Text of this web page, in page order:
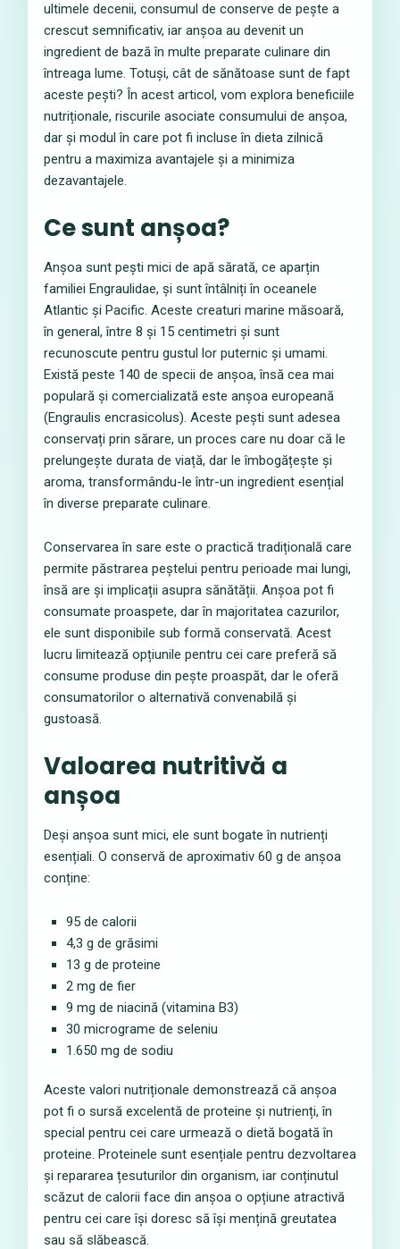
ultimele decenii, consumul de conserve de pește a
crescut semnificativ, iar anșoa au devenit un
ingredient de bază în multe preparate culinare din
întreaga lume. Totuși, cât de sănătoase sunt de fapt
aceste pești? În acest articol, vom explora beneficiile
nutriționale, riscurile asociate consumului de anșoa,
dar și modul în care pot fi incluse în dieta zilnică
pentru a maximiza avantajele și a minimiza
dezavantajele.
Ce sunt anșoa?
Anșoa sunt pești mici de apă sărată, ce aparțin
familiei Engraulidae, și sunt întâlniți în oceanele
Atlantic și Pacific. Aceste creaturi marine măsoară,
în general, între 8 și 15 centimetri și sunt
recunoscute pentru gustul lor puternic și umami.
Există peste 140 de specii de anșoa, însă cea mai
populară și comercializată este anșoa europeană
(Engraulis encrasicolus). Aceste pești sunt adesea
conservați prin sărare, un proces care nu doar că le
prelungește durata de viață, dar le îmbogățește și
aroma, transformându-le într-un ingredient esențial
în diverse preparate culinare.
Conservarea în sare este o practică tradițională care
permite păstrarea peștelui pentru perioade mai lungi,
însă are și implicații asupra sănătății. Anșoa pot fi
consumate proaspete, dar în majoritatea cazurilor,
ele sunt disponibile sub formă conservată. Acest
lucru limitează opțiunile pentru cei care preferă să
consume produse din pește proaspăt, dar le oferă
consumatorilor o alternativă convenabilă și
gustoasă.
Valoarea nutritivă a
anșoa
Deși anșoa sunt mici, ele sunt bogate în nutrienți
esențiali. O conservă de aproximativ 60 g de anșoa
conține:
95 de calorii
4,3 g de grăsimi
13 g de proteine
2 mg de fier
9 mg de niacină (vitamina B3)
30 micrograme de seleniu
1.650 mg de sodiu
Aceste valori nutriționale demonstrează că anșoa
pot fi o sursă excelentă de proteine și nutrienți, în
special pentru cei care urmează o dietă bogată în
proteine. Proteinele sunt esențiale pentru dezvoltarea
și repararea țesuturilor din organism, iar conținutul
scăzut de calorii face din anșoa o opțiune atractivă
pentru cei care își doresc să își mențină greutatea
sau să slăbească.